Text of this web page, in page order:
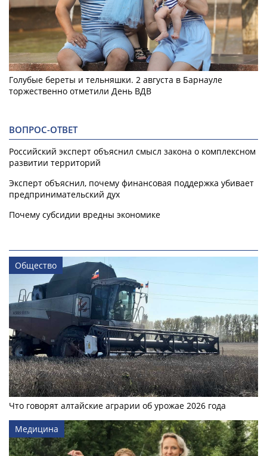
Голубые береты и тельняшки. 2 августа в Барнауле
торжественно отметили День ВДВ
ВОПРОС-ОТВЕТ
Российский эксперт объяснил смысл закона о комплексном
развитии территорий
Эксперт объяснил, почему финансовая поддержка убивает
предпринимательский дух
Почему субсидии вредны экономике
Общество
Что говорят алтайские аграрии об урожае 2026 года
Медицина